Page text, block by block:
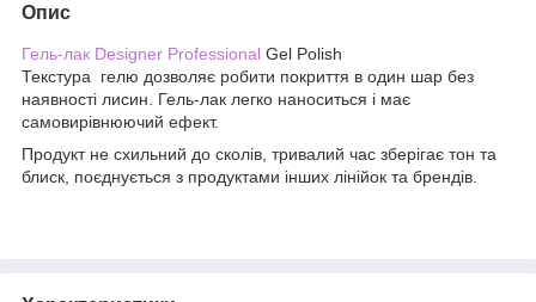
Опис
Гель-лак Designer Professional Gel Polish
Текстура гелю дозволяє робити покриття в один шар без
наявності лисин. Гель-лак легко наноситься і має
самовирівнюючий ефект.
Продукт не схильний до сколів, тривалий час зберігає тон та
блиск, поєднується з продуктами інших лінійок та брендів.